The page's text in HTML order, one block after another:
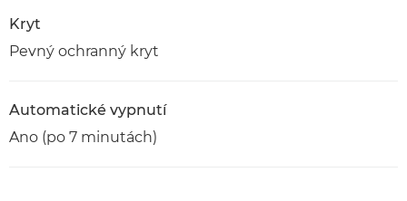
Kryt
Pevný ochranný kryt
Automatické vypnutí
Ano (po 7 minutách)